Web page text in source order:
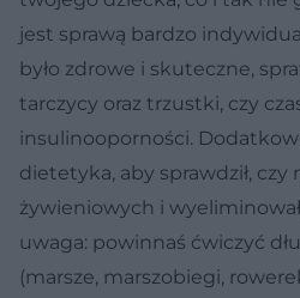
jest sprawą bardzo
było zdrowe i skuteczne,
tarczycy oraz trzustki, czy
insulinooporności.
dietetyka, aby sprawdził, czy
żywieniowych i
uwaga: powinnaś ćwiczyć
(marsze, marszobiegi,